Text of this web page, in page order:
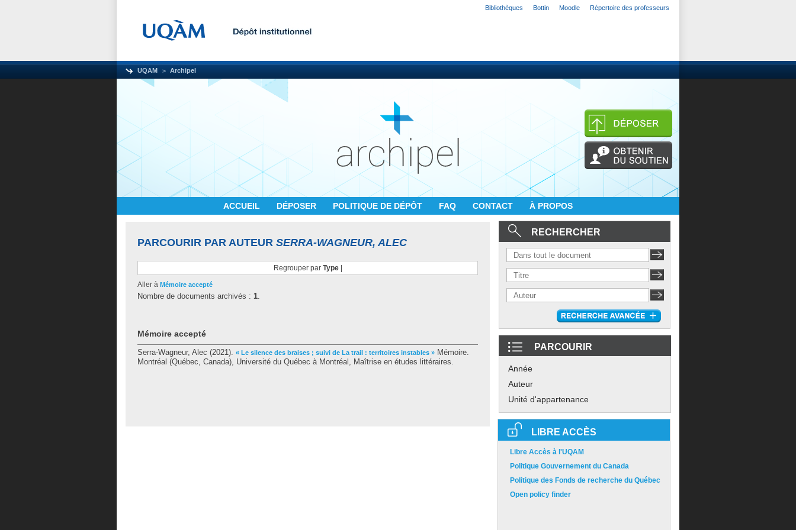
Bibliothèques Bottin Moodle Répertoire des professeurs
UQAM Archipel
ACCUEIL DÉPOSER POLITIQUE DE DÉPÔT FAQ CONTACT À PROPOS
PARCOURIR PAR AUTEUR SERRA-WAGNEUR, ALEC
Regrouper par Type|
Aller à Mémoire accepté
Nombre de documents archivés : 1.
Mémoire accepté
Serra-Wagneur, Alec (2021). « Le silence des braises ; suivi de La trail : territoires instables » Mémoire.
Montréal (Québec, Canada), Université du Québec à Montréal, Maîtrise en études littéraires.
RECHERCHER
PARCOURIR
Année
Auteur
Unité d'appartenance
LIBRE ACCÈS
Libre Accès à l'UQAM
Politique Gouvernement du Canada
Politique des Fonds de recherche du Québec
Open policy finder